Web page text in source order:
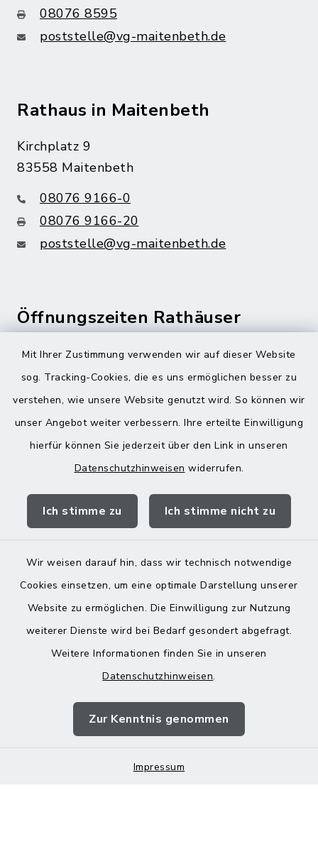
Mit Ihrer Zustimmung verwenden wir auf dieser Website
sog. Tracking-Cookies, die es uns ermöglichen besser zu
verstehen, wie unsere Website genutzt wird. So können wir
unser Angebot weiter verbessern. Ihre erteilte Einwilligung
hierfür können Sie jederzeit über den Link in unseren
Datenschutzhinweisen widerrufen.
Ich stimme zu Ich stimme nicht zu
Wir weisen darauf hin, dass wir technisch notwendige
Cookies einsetzen, um eine optimale Darstellung unserer
Website zu ermöglichen. Die Einwilligung zur Nutzung
weiterer Dienste wird bei Bedarf gesondert abgefragt.
Weitere Informationen finden Sie in unseren
Datenschutzhinweisen.
Zur Kenntnis genommen
Impressum
08076 8595
poststelle@vg-maitenbeth.de
Rathaus in Maitenbeth
Kirchplatz 9
83558 Maitenbeth
08076 9166-0
08076 9166-20
poststelle@vg-maitenbeth.de
Öffnungszeiten Rathäuser
Montag bis Freitag:
08:00-12:00 Uhr
Donnerstag zusätzlich:
13:00-18:00 Uhr
Landratsamt Mühldorf
Barrierefreiheit
Impressum
Sitemap